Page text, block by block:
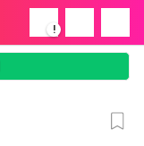
!